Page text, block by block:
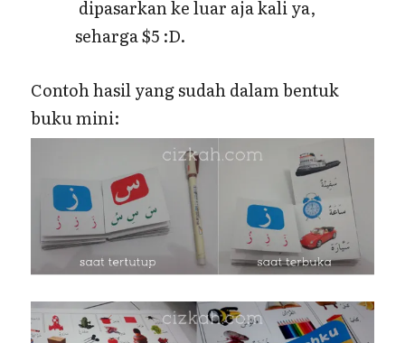
dipasarkan ke luar aja kali ya,
seharga $5 :D.
Contoh hasil yang sudah dalam bentuk
buku mini: